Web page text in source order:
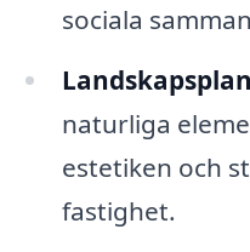
sociala
naturliga
estetiken och
fastighet.